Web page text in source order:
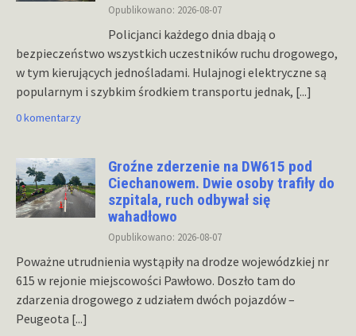
Opublikowano: 2026-08-07
Policjanci każdego dnia dbają o
bezpieczeństwo wszystkich uczestników ruchu drogowego,
w tym kierujących jednośladami. Hulajnogi elektryczne są
popularnym i szybkim środkiem transportu jednak, [...]
0 komentarzy
Groźne zderzenie na DW615 pod
Ciechanowem. Dwie osoby trafiły do
szpitala, ruch odbywał się
wahadłowo
Opublikowano: 2026-08-07
Poważne utrudnienia wystąpiły na drodze wojewódzkiej nr
615 w rejonie miejscowości Pawłowo. Doszło tam do
zdarzenia drogowego z udziałem dwóch pojazdów –
Peugeota [...]